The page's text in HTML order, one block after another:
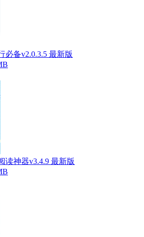
必备v2.0.3.5 最新版
读神器v3.4.9 最新版